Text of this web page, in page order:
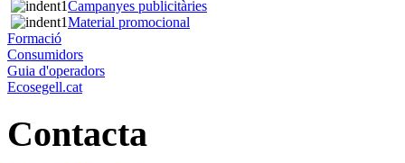
Campanyes publicitàries
Material promocional
Formació
Consumidors
Guia d'operadors
Ecosegell.cat
Contacta